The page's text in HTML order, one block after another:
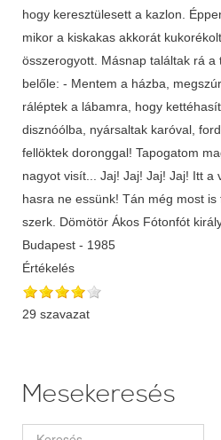
hogy keresztülesett a kazlon.
mikor a kiskakas akkorát
összerogyott. Másnap találtak rá a
belőle: - Mentem a házba,
ráléptek a lábamra, hogy
disznóólba, nyársaltak karóval,
fellöktek doronggal! Tapogatom
nagyot visít... Jaj! Jaj! Jaj! Jaj! Itt a
hasra ne essünk! Tán még most is
szerk. Dömötör Ákos Fótonfót
Budapest - 1985
Értékelés
29 szavazat
Mesekeresés